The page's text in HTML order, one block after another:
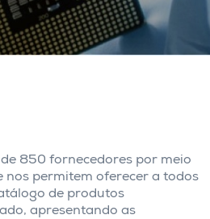
850 fornecedores por meio
nos permitem oferecer a todos
de produtos
apresentando as